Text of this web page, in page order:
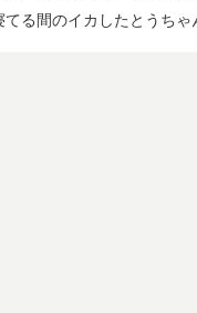
る間のイカしたとうちゃ